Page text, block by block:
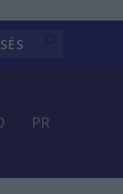
PR